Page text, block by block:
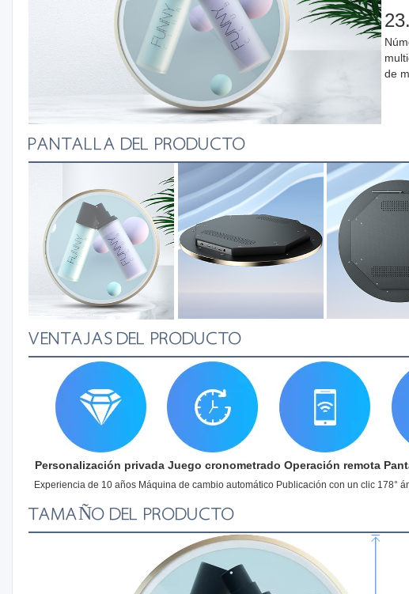
de
PANTALLA DEL PRODUCTO
VENTAJAS DEL PRODUCTO
Personalización privada Juego cronometrado Operación remota
Experiencia de 10 años Máquina de cambio automático Publicación con un clic 178°
TAMAÑO DEL PRODUCTO